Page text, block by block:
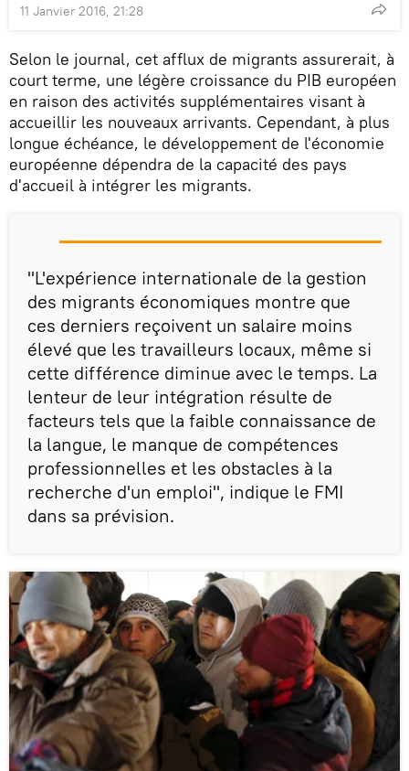
11 Janvier 2016, 21:28
Selon le journal, cet afflux de migrants assurerait, à
court terme, une légère croissance du PIB européen
en raison des activités supplémentaires visant à
accueillir les nouveaux arrivants. Cependant, à plus
longue échéance, le développement de l'économie
européenne dépendra de la capacité des pays
d'accueil à intégrer les migrants.
"L'expérience internationale de la gestion
des migrants économiques montre que
ces derniers reçoivent un salaire moins
élevé que les travailleurs locaux, même si
cette différence diminue avec le temps. La
lenteur de leur intégration résulte de
facteurs tels que la faible connaissance de
la langue, le manque de compétences
professionnelles et les obstacles à la
recherche d'un emploi", indique le FMI
dans sa prévision.